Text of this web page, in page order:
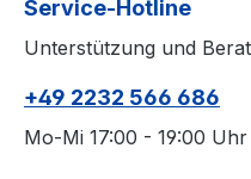
Service-Hotline
Unterstützung und
+49 2232 566 686
Mo-Mi 17:00 - 19:00 Uhr